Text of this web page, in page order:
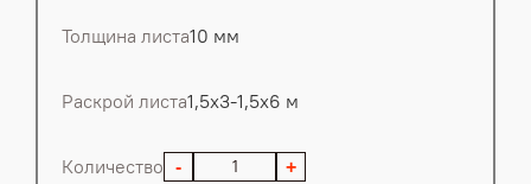
Толщина листа10 мм
Раскрой листа1,5х3-1,5х6 м
Количество - +